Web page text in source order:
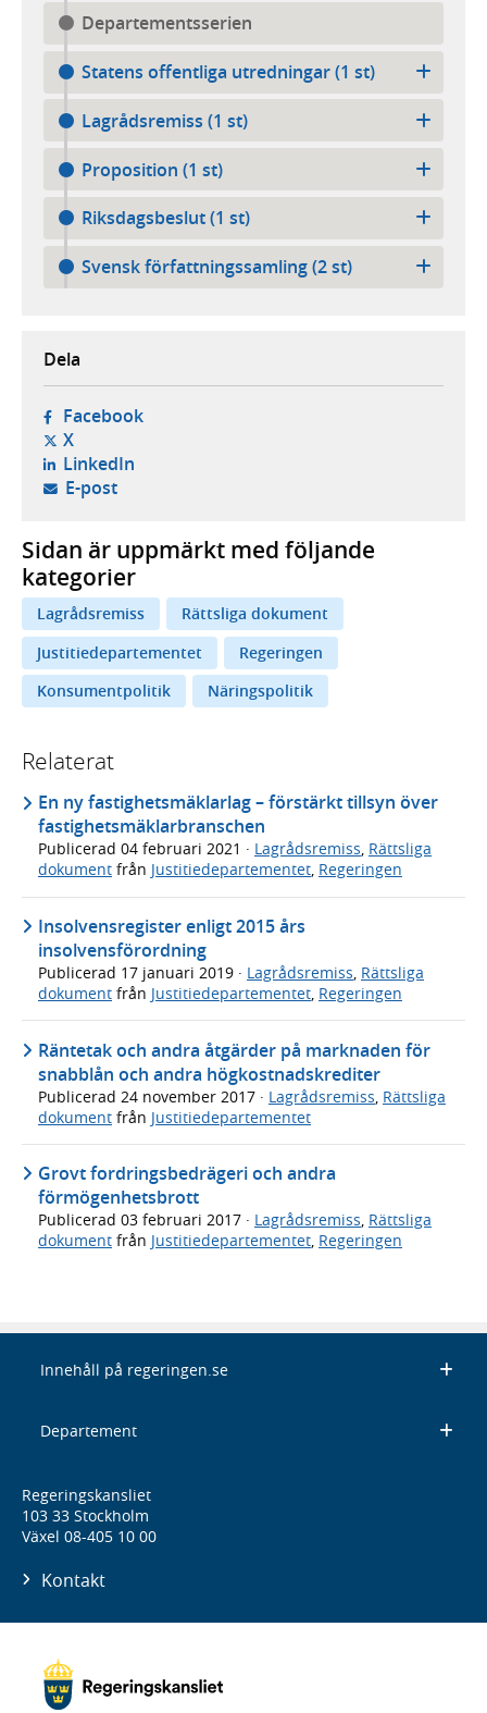
Departementsserien
Statens offentliga utredningar (1 st)
Lagrådsremiss (1 st)
Proposition (1 st)
Riksdagsbeslut (1 st)
Svensk författningssamling (2 st)
Dela
Facebook- öppnas i ny flik, extern webbplats,
X- öppnas i ny flik, extern webbplats,
LinkedIn- öppnas i ny flik, extern webbplats,
E-post- öppnar din e-postklient,
Sidan är uppmärkt med följande
kategorier
Lagrådsremiss
Rättsliga dokument
Justitiedepartementet
Regeringen
Konsumentpolitik
Näringspolitik
Relaterat
En ny fastighetsmäklarlag – förstärkt tillsyn över
fastighetsmäklarbranschen
Publicerad 04 februari 2021 · Lagrådsremiss, Rättsliga
dokument från Justitiedepartementet, Regeringen
Insolvensregister enligt 2015 års
insolvensförordning
Publicerad 17 januari 2019 · Lagrådsremiss, Rättsliga
dokument från Justitiedepartementet, Regeringen
Räntetak och andra åtgärder på marknaden för
snabblån och andra högkostnadskrediter
Publicerad 24 november 2017 · Lagrådsremiss Rättsliga
dokument från Justitiedepartementet
Grovt fordringsbedrägeri och andra
förmögenhetsbrott
Publicerad 03 februari 2017 · Lagrådsremiss, Rättsliga
dokument från Justitiedepartementet, Regeringen
Innehåll på regeringen.se
Departement
Regeringskansliet
103 33 Stockholm
Växel 08-405 10 00
Kontakt